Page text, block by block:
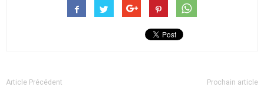
Article Précédent Prochain article